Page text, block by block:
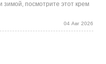
зимой, посмотрите этот крем
04 Авг 2026